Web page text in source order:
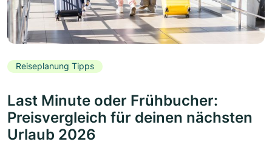
Reiseplanung Tipps
Last Minute oder Frühbucher:
Preisvergleich für deinen nächsten
Urlaub 2026